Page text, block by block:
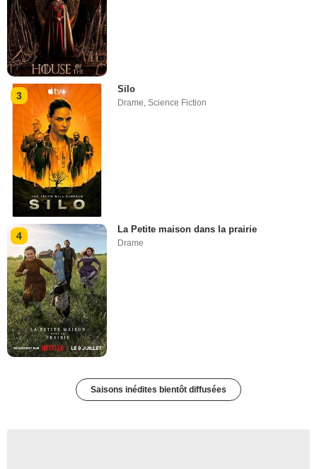
3
Silo
Drame ,Science Fiction
4
La Petite maison dans la prairie
Drame
Saisons inédites bientôt diffusées